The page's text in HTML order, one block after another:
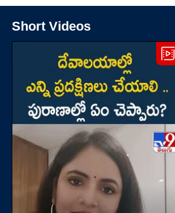
Short Videos